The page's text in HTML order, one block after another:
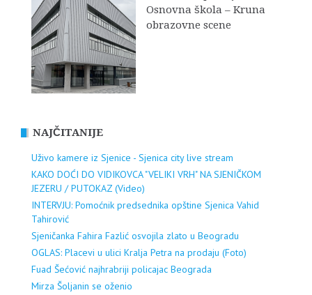
Osnovna škola – Kruna
obrazovne scene
NAJČITANIJE
Uživo kamere iz Sjenice - Sjenica city live stream
KAKO DOĆI DO VIDIKOVCA "VELIKI VRH" NA SJENIČKOM
JEZERU / PUTOKAZ (Video)
INTERVJU: Pomoćnik predsednika opštine Sjenica Vahid
Tahirović
Sjeničanka Fahira Fazlić osvojila zlato u Beogradu
OGLAS: Placevi u ulici Kralja Petra na prodaju (Foto)
Fuad Šećović najhrabriji policajac Beograda
Mirza Šoljanin se oženio